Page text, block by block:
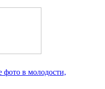
фото в молодости,